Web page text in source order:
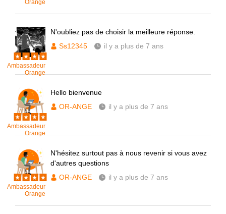
Orange
Ambassadeur
Orange
N'oubliez pas de choisir la meilleure réponse.
Ss12345
il y a plus de 7 ans
Ambassadeur
Orange
Hello bienvenue
OR-ANGE
il y a plus de 7 ans
Ambassadeur
Orange
N'hésitez surtout pas à nous revenir si vous avez
d'autres questions
OR-ANGE
il y a plus de 7 ans